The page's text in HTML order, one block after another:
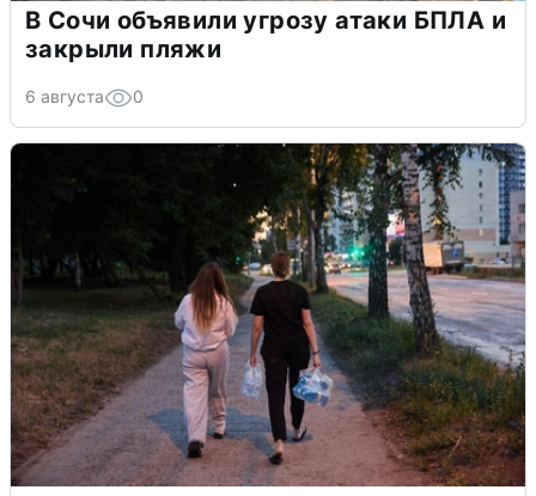
В Сочи объявили угрозу атаки БПЛА и
закрыли пляжи
6 августа 0